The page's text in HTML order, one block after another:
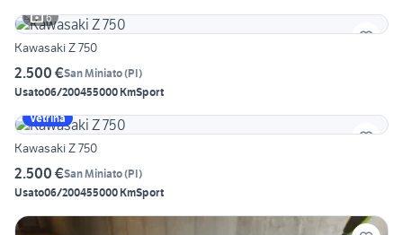
6
Kawasaki Z 750
2.500 €San Miniato(PI)
Usato06/200455000 KmSport
Vetrina
Kawasaki Z 750
2.500 €San Miniato(PI)
Usato06/200455000 KmSport